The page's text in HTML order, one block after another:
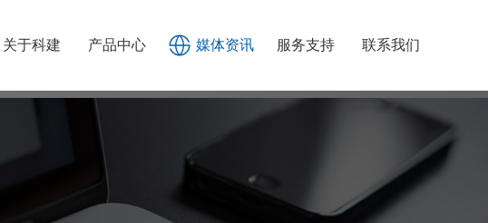
关于科建 产品中心 媒体资讯 服务支持 联系我们